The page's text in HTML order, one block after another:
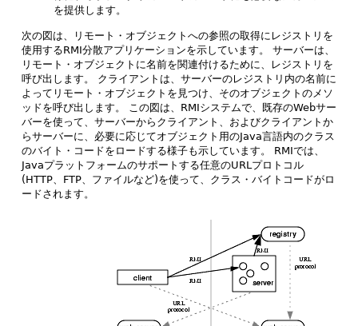
を提供します。
次の図は、リモート・オブジェクトへの参照の取得にレジストリを
使用するRMI分散アプリケーションを示しています。
サーバーは、
リモート・オブジェクトに名前を関連付けるために、レジストリを
呼び出します。
クライアントは、サーバーのレジストリ内の名前に
よってリモート・オブジェクトを見つけ、そのオブジェクトのメソ
ッドを呼び出します。
この図は、RMIシステムで、既存のWebサー
バーを使って、サーバーからクライアント、およびクライアントか
らサーバーに、必要に応じてオブジェクト用のJava言語内のクラス
のバイト・コードをロードする様子も示しています。
RMIでは、
Javaプラットフォームのサポートする任意のURLプロトコル
(HTTP、FTP、ファイルなど)を使って、クラス・バイトコードがロ
ードされます。